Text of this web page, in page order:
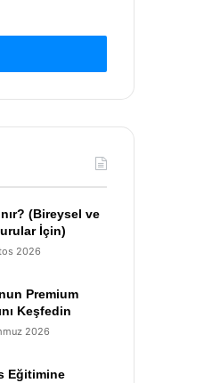
(Bireysel ve
İçin)
2026
Premium
Keşfedin
2026
Eğitimine